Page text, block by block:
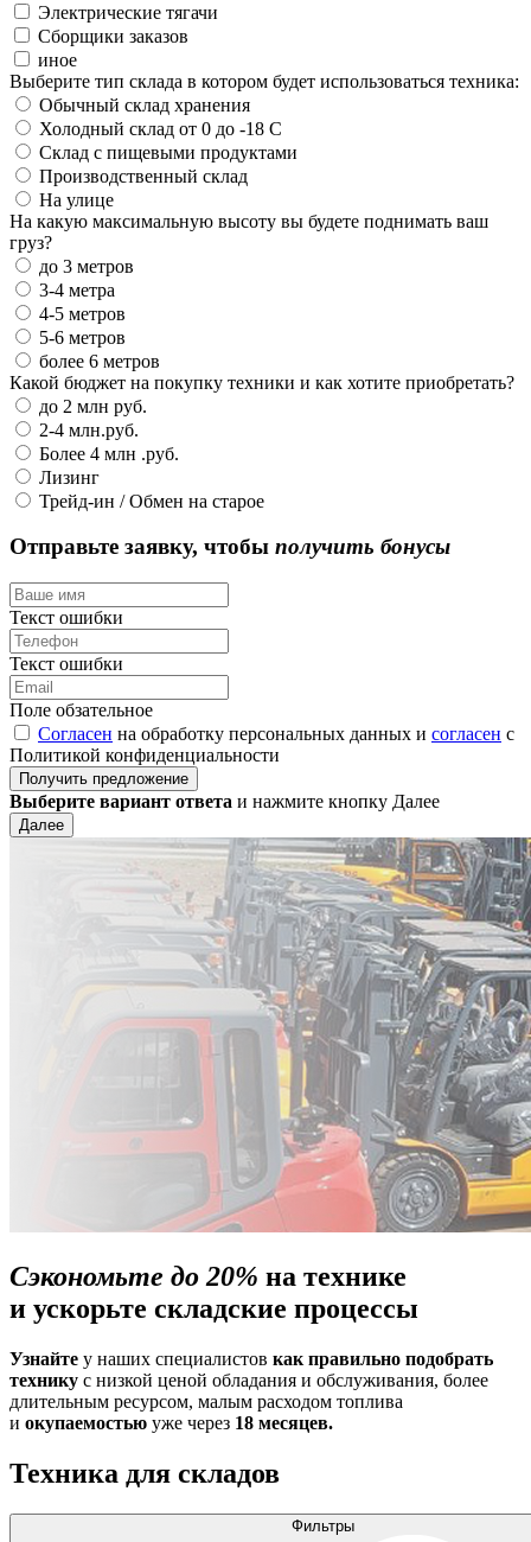
Электрические тягачи
Сборщики заказов
иное
Выберите тип склада в котором будет использоваться техника:
Обычный склад хранения
Холодный склад от 0 до -18 С
Склад с пищевыми продуктами
Производственный склад
На улице
На какую максимальную высоту вы будете поднимать ваш
груз?
до 3 метров
3-4 метра
4-5 метров
5-6 метров
более 6 метров
Какой бюджет на покупку техники и как хотите приобретать?
до 2 млн руб.
2-4 млн.руб.
Более 4 млн .руб.
Лизинг
Трейд-ин / Обмен на старое
Отправьте заявку, чтобы получить бонусы
Текст ошибки
Текст ошибки
Поле обзательное
Согласен на обработку персональных данных и согласен с
Политикой конфиденциальности
Получить предложение
Выберите вариант ответа и нажмите кнопку Далее
Далее
Сэкономьте до 20% на технике
и ускорьте складские процессы
Узнайте у наших специалистов как правильно подобрать
технику с низкой ценой обладания и обслуживания, более
длительным ресурсом, малым расходом топлива
и окупаемостью уже через 18 месяцев.
Техника для складов
Фильтры